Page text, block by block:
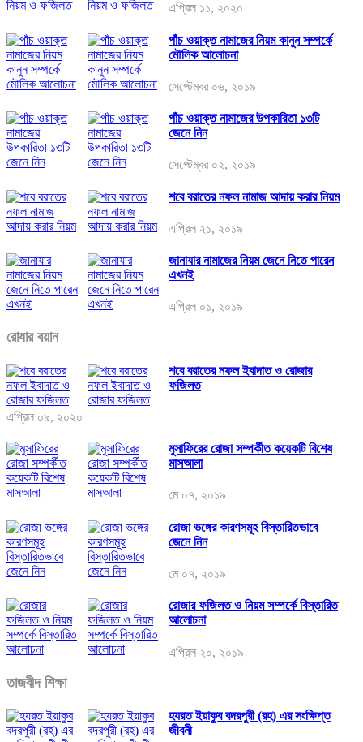
এপ্রিল ১১, ২০২০
পাঁচ ওয়াক্ত নামাজের নিয়ম কানুন সম্পর্কে
মৌলিক আলোচনা
সেপ্টেম্বর ০৬, ২০১৯
পাঁচ ওয়াক্ত নামাজের উপকারিতা ১৩টি
জেনে নিন
সেপ্টেম্বর ০২, ২০১৯
শবে বরাতের নফল নামাজ আদায় করার নিয়ম
এপ্রিল ২১, ২০১৯
জানাযার নামাজের নিয়ম জেনে নিতে পারেন
এখনই
এপ্রিল ০১, ২০১৯
রোযার বয়ান
শবে বরাতের নফল ইবাদাত ও রোজার
ফজিলত
এপ্রিল ০৯, ২০২০
মুসাফিরের রোজা সম্পর্কীত কয়েকটি বিশেষ
মাসআলা
মে ০৭, ২০১৯
রোজা ভঙ্গের কারণসমূহ বিস্তারিতভাবে
জেনে নিন
মে ০৭, ২০১৯
রোজার ফজিলত ও নিয়ম সম্পর্কে বিস্তারিত
আলোচনা
এপ্রিল ২০, ২০১৯
তাজবীদ শিক্ষা
হযরত ইয়াকুব বদরপুরী (রহ) এর সংক্ষিপ্ত
জীবনী